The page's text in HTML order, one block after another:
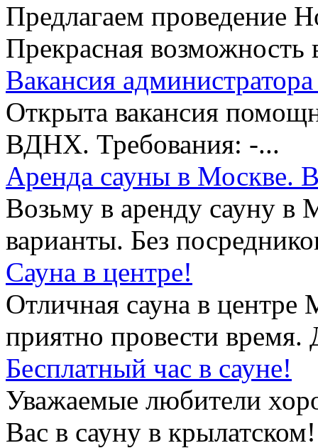
Предлагаем проведение
Прекрасная возможность
Вакансия
Открыта вакансия
ВДНХ. Требования: -...
Аренда сауны в Москве.
Возьму в аренду сауну в
варианты. Без
Сауна в центре!
Отличная сауна в центре
приятно провести
Бесплатный час в сауне!
Уважаемые любители
Вас в сауну в